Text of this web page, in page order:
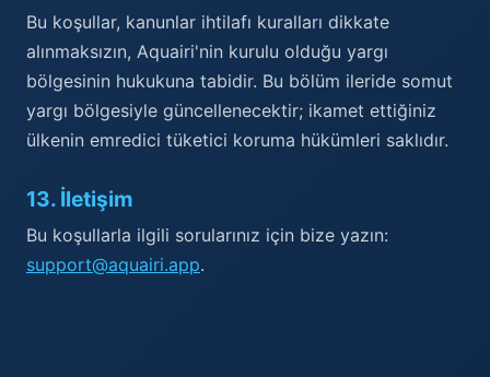
Bu koşullar, kanunlar ihtilafı kuralları dikkate
alınmaksızın, Aquairi'nin kurulu olduğu yargı
bölgesinin hukukuna tabidir. Bu bölüm ileride somut
yargı bölgesiyle güncellenecektir; ikamet ettiğiniz
ülkenin emredici tüketici koruma hükümleri saklıdır.
13. İletişim
Bu koşullarla ilgili sorularınız için bize yazın:
support@aquairi.app.